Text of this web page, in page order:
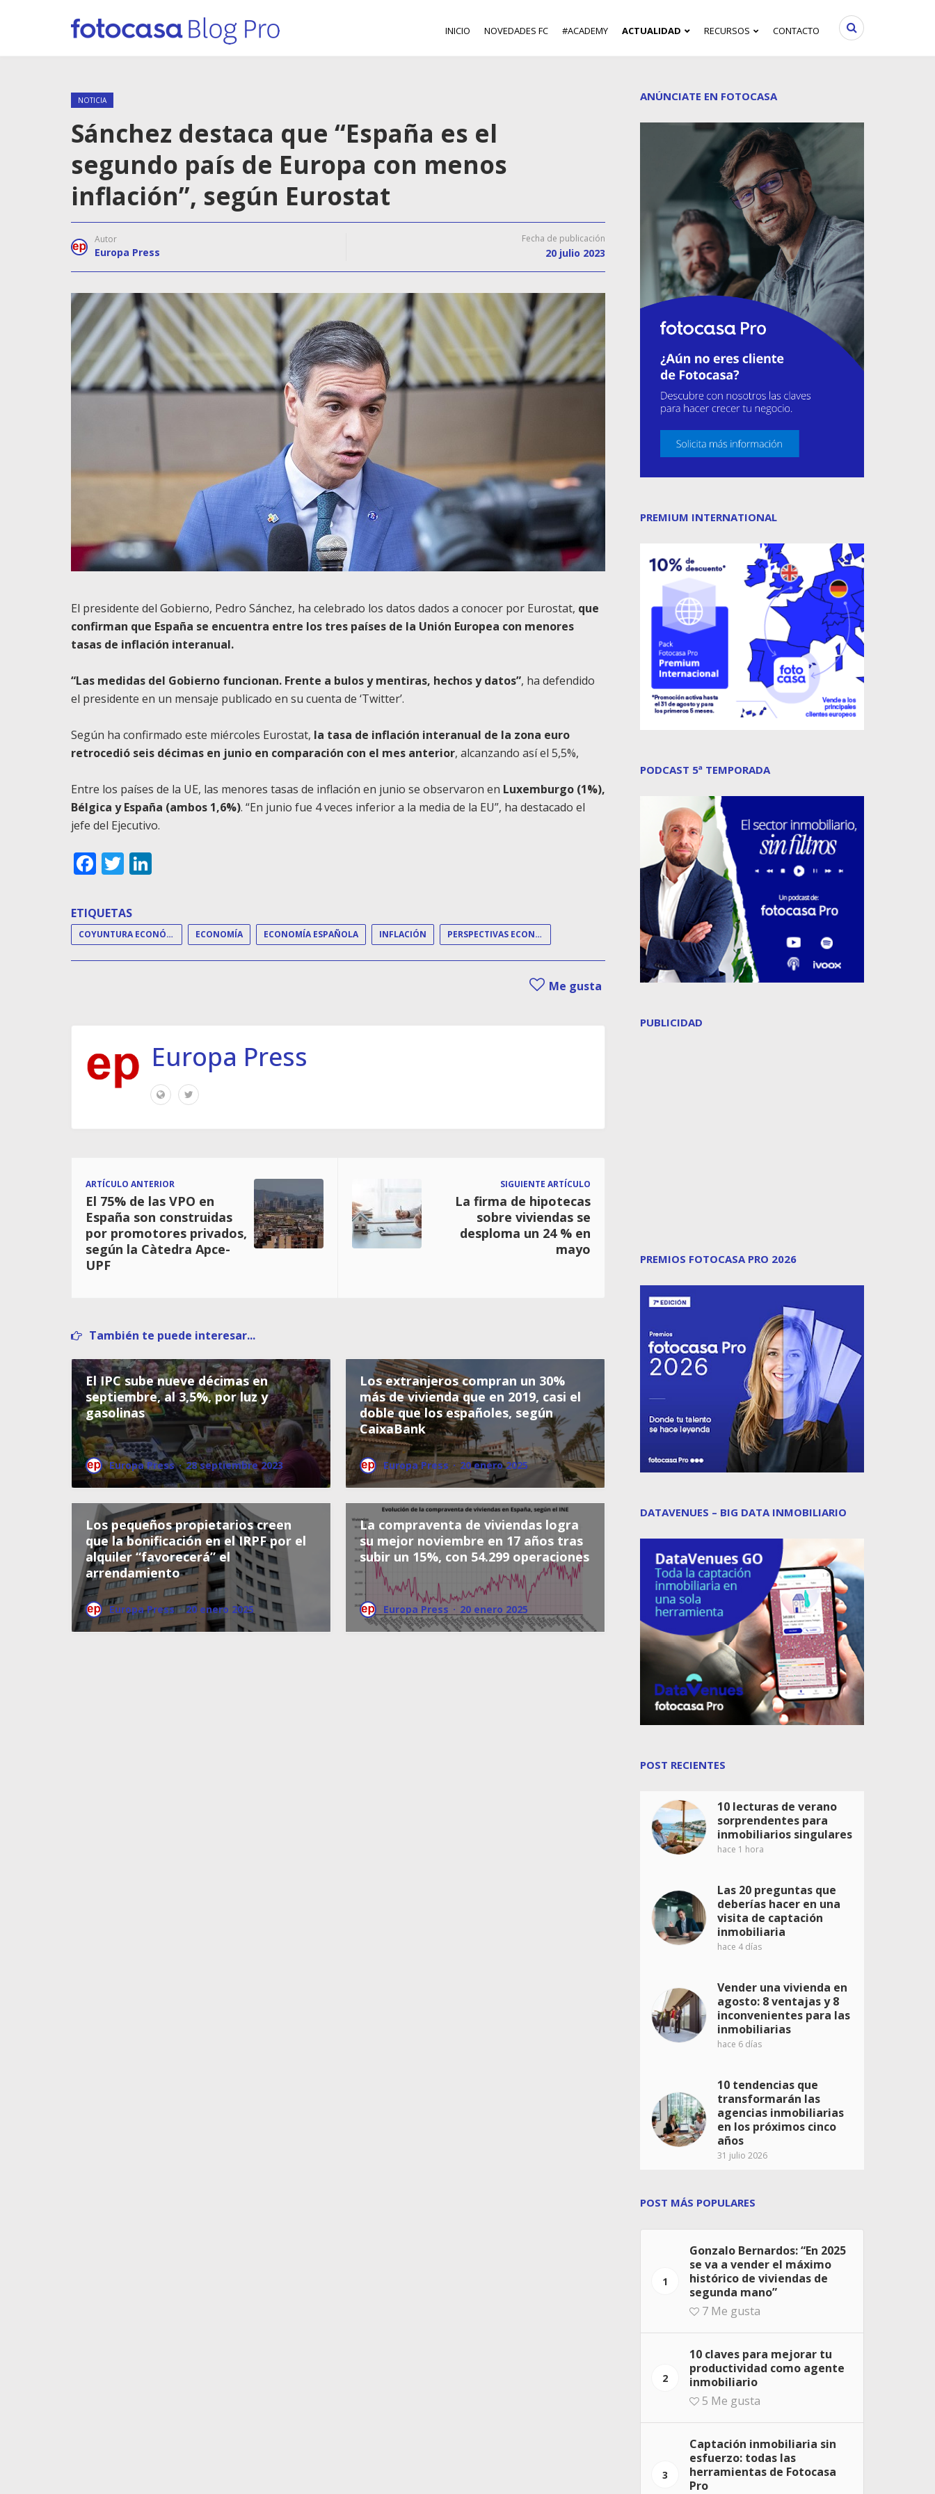
INICIO NOVEDADES FC #ACADEMY ACTUALIDAD RECURSOS CONTACTO
NOTICIA
Sánchez destaca que “España es el
segundo país de Europa con menos
inflación”, según Eurostat
Autor
Europa Press
Fecha de publicación
20 julio 2023
El presidente del Gobierno, Pedro Sánchez, ha celebrado los datos dados a conocer por Eurostat, que
confirman que España se encuentra entre los tres países de la Unión Europea con menores
tasas de inflación interanual.
“Las medidas del Gobierno funcionan. Frente a bulos y mentiras, hechos y datos”, ha defendido
el presidente en un mensaje publicado en su cuenta de ‘Twitter’.
Según ha confirmado este miércoles Eurostat, la tasa de inflación interanual de la zona euro
retrocedió seis décimas en junio en comparación con el mes anterior, alcanzando así el 5,5%,
Entre los países de la UE, las menores tasas de inflación en junio se observaron en Luxemburgo (1%),
Bélgica y España (ambos 1,6%). “En junio fue 4 veces inferior a la media de la EU”, ha destacado el
jefe del Ejecutivo.
Facebook
Twitter
ETIQUETAS
COYUNTURA ECONÓMICA ECONOMÍA ECONOMÍA ESPAÑOLA INFLACIÓN PERSPECTIVAS ECONÓMICAS
Me gusta
Europa Press
ARTÍCULO ANTERIOR
El 75% de las VPO en
España son construidas
por promotores privados,
según la Càtedra Apce-
UPF
SIGUIENTE ARTÍCULO
La firma de hipotecas
sobre viviendas se
desploma un 24 % en
mayo
También te puede interesar...
El IPC sube nueve décimas en
septiembre, al 3,5%, por luz y
gasolinas
Europa Press · 28 septiembre 2023
Los extranjeros compran un 30%
más de vivienda que en 2019, casi el
doble que los españoles, según
CaixaBank
Europa Press · 20 enero 2025
Los pequeños propietarios creen
que la bonificación en el IRPF por el
alquiler “favorecerá” el
arrendamiento
Europa Press · 20 enero 2025
La compraventa de viviendas logra
su mejor noviembre en 17 años tras
subir un 15%, con 54.299 operaciones
Europa Press · 20 enero 2025
ANÚNCIATE EN FOTOCASA
PREMIUM INTERNATIONAL
PODCAST 5ª TEMPORADA
PUBLICIDAD
PREMIOS FOTOCASA PRO 2026
DATAVENUES – BIG DATA INMOBILIARIO
POST RECIENTES
10 lecturas de verano
sorprendentes para
inmobiliarios singulares
hace 1 hora
Las 20 preguntas que
deberías hacer en una
visita de captación
inmobiliaria
hace 4 días
Vender una vivienda en
agosto: 8 ventajas y 8
inconvenientes para las
inmobiliarias
hace 6 días
10 tendencias que
transformarán las
agencias inmobiliarias
en los próximos cinco
años
31 julio 2026
POST MÁS POPULARES
1
Gonzalo Bernardos: “En 2025
se va a vender el máximo
histórico de viviendas de
segunda mano”
7 Me gusta
2
10 claves para mejorar tu
productividad como agente
inmobiliario
5 Me gusta
3
Captación inmobiliaria sin
esfuerzo: todas las
herramientas de Fotocasa
Pro